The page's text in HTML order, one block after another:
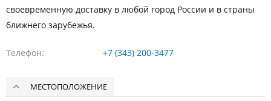
своевременную доставку в любой город России и в страны
ближнего зарубежья.
Телефон +7 (343) 200-3477
МЕСТОПОЛОЖЕНИЕ